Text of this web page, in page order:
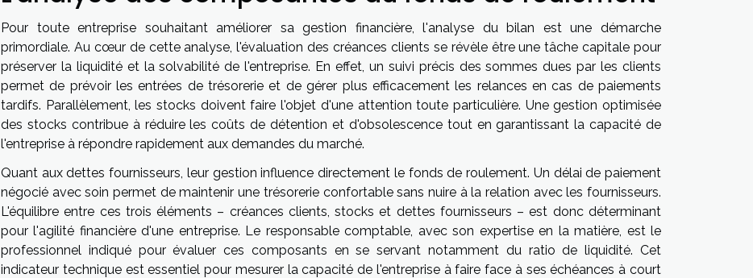
Pour toute entreprise souhaitant améliorer sa gestion financière, l'analyse du bilan est une démarche
primordiale. Au cœur de cette analyse, l'évaluation des créances clients se révèle être une tâche capitale pour
préserver la liquidité et la solvabilité de l'entreprise. En effet, un suivi précis des sommes dues par les clients
permet de prévoir les entrées de trésorerie et de gérer plus efficacement les relances en cas de paiements
tardifs. Parallèlement, les stocks doivent faire l'objet d'une attention toute particulière. Une gestion optimisée
des stocks contribue à réduire les coûts de détention et d'obsolescence tout en garantissant la capacité de
l'entreprise à répondre rapidement aux demandes du marché.
Quant aux dettes fournisseurs, leur gestion influence directement le fonds de roulement. Un délai de paiement
négocié avec soin permet de maintenir une trésorerie confortable sans nuire à la relation avec les fournisseurs.
L'équilibre entre ces trois éléments – créances clients, stocks et dettes fournisseurs – est donc déterminant
pour l'agilité financière d'une entreprise. Le responsable comptable, avec son expertise en la matière, est le
professionnel indiqué pour évaluer ces composants en se servant notamment du ratio de liquidité. Cet
indicateur technique est essentiel pour mesurer la capacité de l'entreprise à faire face à ses échéances à court